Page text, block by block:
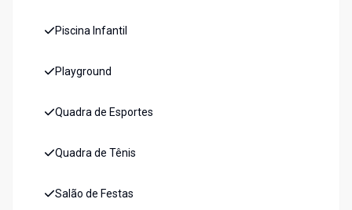
Piscina Infantil
Playground
Quadra de Esportes
Quadra de Tênis
Salão de Festas